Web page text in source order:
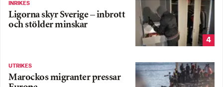
INRIKES
Ligorna skyr Sverige – inbrott
och stölder minskar
4
UTRIKES
Marockos migranter pressar